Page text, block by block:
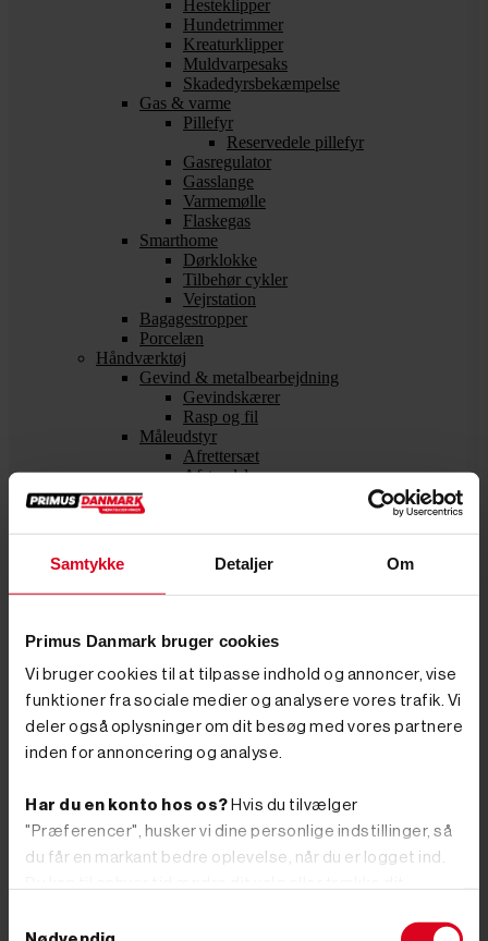
Samtykke Detaljer Om
Primus Danmark bruger cookies
Vi bruger cookies til at tilpasse indhold og annoncer, vise
funktioner fra sociale medier og analysere vores trafik. Vi
deler også oplysninger om dit besøg med vores partnere
inden for annoncering og analyse.
Har du en konto hos os? Hvis du tilvælger
"Præferencer", husker vi dine personlige indstillinger, så
du får en markant bedre oplevelse, når du er logget ind.
Vælg herunder om du vil tillade alle cookies, eller om du
Hesteklipper
Hundetrimmer
Kreaturklipper
Muldvarpesaks
Skadedyrsbekæmpelse
Gas & varme
Pillefyr
Reservedele pillefyr
Gasregulator
Gasslange
Varmemølle
Flaskegas
Smarthome
Dørklokke
Tilbehør cykler
Vejrstation
Bagagestropper
Porcelæn
Håndværktøj
Gevind & metalbearbejdning
Gevindskærer
Rasp og fil
Måleudstyr
Afrettersæt
Afstandslaser
Søgerblade
Infrarød termometer
Kontur måler
Kridtsnor
Målebånd
Rotorlaser
Skydelære
Termografisk kamera
Tommestok
Tømrerblyanter
Murerværktøj
Fugeske
Fugepistol
Murersnor
Pudsebræt, trækbræt og glittebræt